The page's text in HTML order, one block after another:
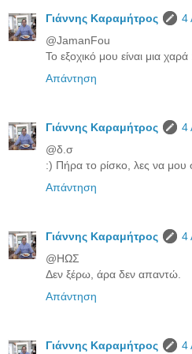
Γιάννης Καραμήτρος
4
@JamanFou
Το εξοχικό μου είναι μια χαρά
Απάντηση
Γιάννης Καραμήτρος
4
@δ.σ
:) Πήρα το ρίσκο, λες να μου
Απάντηση
Γιάννης Καραμήτρος
4
@ΗΩΣ
Δεν ξέρω, άρα δεν απαντώ.
Απάντηση
Γιάννης Καραμήτρος
4